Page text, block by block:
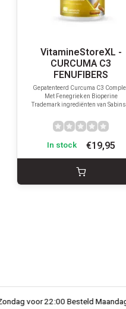
VitamineStoreXL -
CURCUMA C3
FENUFIBERS
Gepatenteerd Curcuma C3
Met Fenegriek en Bioperine
Trademark ingrediënten van
€19,95
In stock
voor 22:00 Besteld Maandag